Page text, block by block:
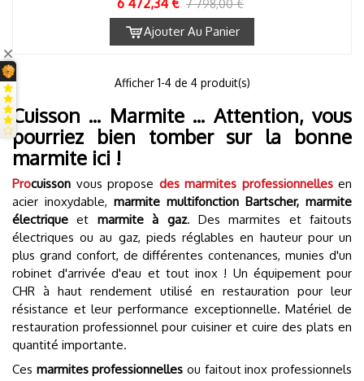
6 472,34 € 7 798,00 €
Ajouter Au Panier
Afficher 1-4 de 4 produit(s)
Cuisson ... Marmite ... Attention, vous
pourriez bien tomber sur la bonne
marmite ici !
Procuisson vous propose des marmites professionnelles en
acier inoxydable, marmite multifonction Bartscher, marmite
électrique et marmite à gaz. Des marmites et faitouts
électriques ou au gaz, pieds réglables en hauteur pour un
plus grand confort, de différentes contenances, munies d'un
robinet d'arrivée d'eau et tout inox ! Un équipement pour
CHR à haut rendement utilisé en restauration pour leur
résistance et leur performance exceptionnelle. Matériel de
restauration professionnel pour cuisiner et cuire des plats en
quantité importante.
Ces marmites professionnelles ou faitout inox professionnels